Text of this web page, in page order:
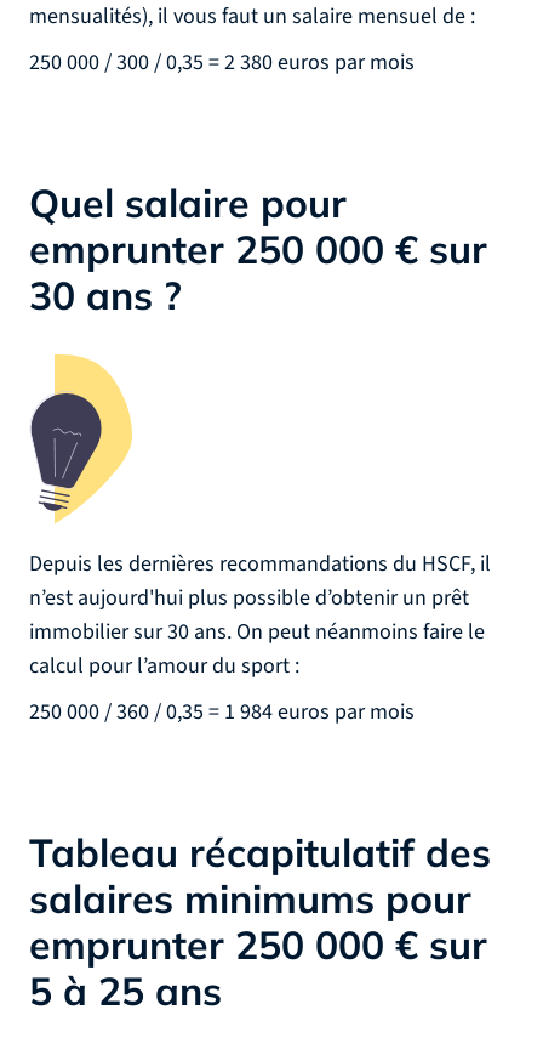
mensualités), il vous faut un salaire mensuel de :
250 000 / 300 / 0,35 = 2 380 euros par mois
Quel salaire pour
emprunter 250 000 € sur
30 ans ?
Depuis les dernières recommandations du HSCF, il
n’est aujourd'hui plus possible d’obtenir un prêt
immobilier sur 30 ans. On peut néanmoins faire le
calcul pour l’amour du sport :
250 000 / 360 / 0,35 = 1 984 euros par mois
Tableau récapitulatif des
salaires minimums pour
emprunter 250 000 € sur
5 à 25 ans